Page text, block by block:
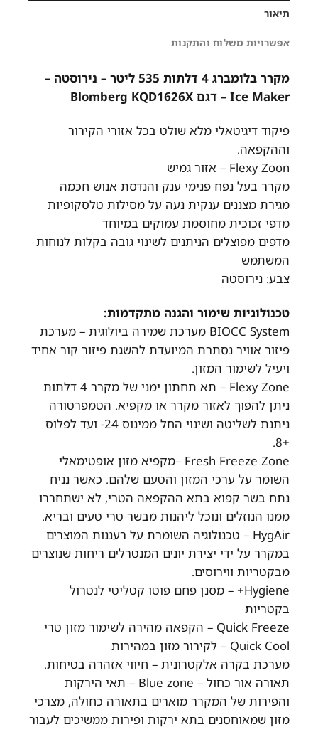
תיאור
אפשרויות משלוח והתקנות
מקרר בלומברג 4 דלתות 535 ליטר – נירוסטה –
Ice Maker – דגם Blomberg KQD1626X
פיקוד דיגיטאלי מלא שולט בכל אזורי הקירור
וההקפאה.
Flexy Zoon – אזור גמיש
מקרר בעל נפח פנימי ענק והנדסת אנוש חכמה
מגירת מצננים ענקית נעה על מסילות טלסקופיות
מדפי זכוכית מחוסמת עמוקים במיוחד
מדפים מפוצלים הניתנים לשינוי גובה בקלות לנוחות
המשתמש
צבע: נירוסטה
טכנולוגיות שימור והגנה מתקדמות:
BIOCC System מערכת שמירה ביולוגית – מערכת
פיזור אוויר נסתרת המיועדת להשגת פיזור קור אחיד
ויעיל לשימור המזון.
Flexy Zone – תא תחתון ימני של מקרר 4 דלתות
ניתן להפוך לאזור מקרר או מקפיא. הטמפרטורה
ניתנת לשליטה ושינוי החל ממינוס 24- ועד לפלוס
+8.
Fresh Freeze Zone –מקפיא מזון אופטימאלי
השומר על ערכי המזון והטעם שלהם. כאשר נניח
נתח בשר קפוא בתא ההקפאה הטרי, לא ישתחררו
ממנו הנוזלים ונוכל ליהנות מבשר טרי טעים ובריא.
HygAir – טכנולוגיה השומרת על רעננות המוצרים
במקרר על ידי יצירת יונים המנטרלים ריחות שנוצרים
מבקטריות ווירוסים.
Hygiene+ – מסנן פחם פוטו קטליטי לנטרול
בקטריות
Quick Freeze – הקפאה מהירה לשימור מזון טרי
Quick Cool – לקירור מזון במהירות
מערכת בקרה אלקטרונית – חיווי אזהרה בטיחות.
תאורה אור כחול – Blue zone – תאי הירקות
והפירות של המקרר מוארים בתאורה כחולה, מצרכי
מזון שמאוחסנים בתא ירקות ופירות ממשיכים לעבור